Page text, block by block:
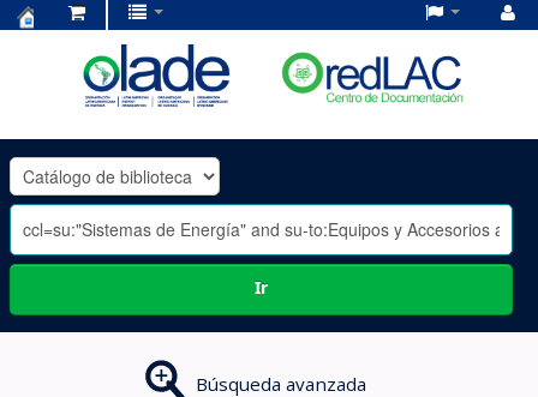
OLADE
-
Ir
Búsqueda avanzada